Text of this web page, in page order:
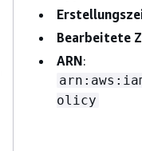
Bearbeitete
ARN:
olicy